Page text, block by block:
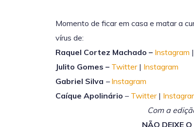
Momento de ficar em casa e matar a
vírus de:
Raquel Cortez Machado – Instagram |
Julito Gomes – Twitter| Instagram
Gabriel Silva –Instagram
Caíque Apolinário – Twitter|
Com a
NÃO DEIXE